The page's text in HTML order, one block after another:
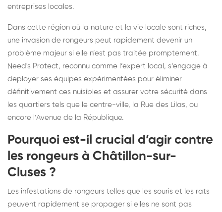
entreprises locales.
Dans cette région où la nature et la vie locale sont riches,
une invasion de rongeurs peut rapidement devenir un
problème majeur si elle n’est pas traitée promptement.
Need's Protect, reconnu comme l’expert local, s’engage à
deployer ses équipes expérimentées pour éliminer
définitivement ces nuisibles et assurer votre sécurité dans
les quartiers tels que le centre-ville, la Rue des Lilas, ou
encore l’Avenue de la République.
Pourquoi est-il crucial d’agir contre
les rongeurs à Châtillon-sur-
Cluses ?
Les infestations de rongeurs telles que les souris et les rats
peuvent rapidement se propager si elles ne sont pas